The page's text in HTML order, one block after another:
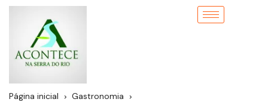
Página inicial
Gastronomia